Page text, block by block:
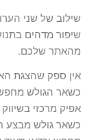
שילוב של שני
שיפור מדהים
מהאתר שלכם.
אין ספק שהצגת
כשאר הגולש
אפיק מרכזי
כשאר גולש מבצע